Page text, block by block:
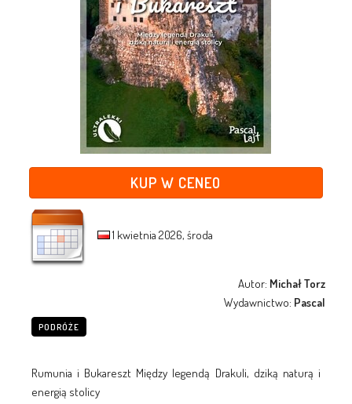
KUP W CENEO
1 kwietnia 2026, środa
Autor: Michał Torz
Wydawnictwo: Pascal
PODRÓŻE
Rumunia i Bukareszt Między legendą Drakuli, dziką naturą i
energią stolicy